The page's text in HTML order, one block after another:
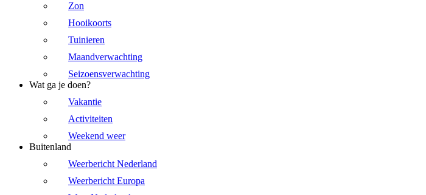
Zon
Hooikoorts
Tuinieren
Maandverwachting
Seizoensverwachting
Wat ga je doen?
Vakantie
Activiteiten
Weekend weer
Buitenland
Weerbericht Nederland
Weerbericht Europa